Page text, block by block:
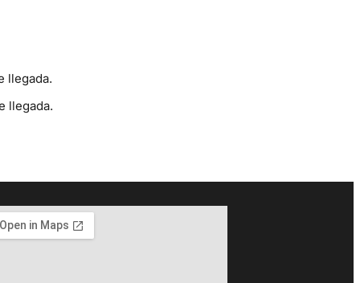
llegada.
llegada.